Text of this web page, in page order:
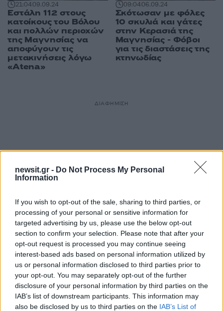
newsit.gr - Do Not Process My Personal
Information
If you wish to opt-out of the sale, sharing to third parties, or
processing of your personal or sensitive information for
targeted advertising by us, please use the below opt-out
section to confirm your selection. Please note that after your
opt-out request is processed you may continue seeing
interest-based ads based on personal information utilized by
us or personal information disclosed to third parties prior to
your opt-out. You may separately opt-out of the further
disclosure of your personal information by third parties on the
IAB’s list of downstream participants. This information may
also be disclosed by us to third parties on the IAB’s List of
21:0409.09.24
Εστάλη 112 στους
κατοίκους του Βόλου
και πολλών περιοχών
της Μαγνησίας να
αποφύγουν τις
μετακινήσεις λόγω
«Atena»
09:0406.09.24
Σκότωσαν με φόλες
10 σκυλιά και γάτες
στην Κερασιά της
Μαγνησίας - Φόβοι
για τις διαστάσεις της
κτηνωδίας
ΔΙΑΦΗΜΙΣΗ